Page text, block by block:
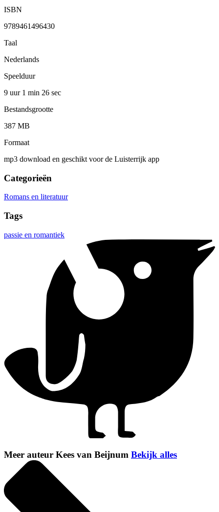
ISBN
9789461496430
Taal
Nederlands
Speelduur
9 uur 1 min 26 sec
Bestandsgrootte
387 MB
Formaat
mp3 download en geschikt voor de Luisterrijk app
Categorieën
Romans en literatuur
Tags
passie en romantiek
Meer auteur Kees van Beijnum Bekijk alles